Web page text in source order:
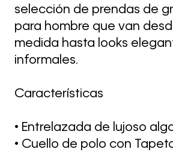
selección de prendas de
para hombre que van
medida hasta looks
informales.
Características
• Entrelazada de lujoso
• Cuello de polo con